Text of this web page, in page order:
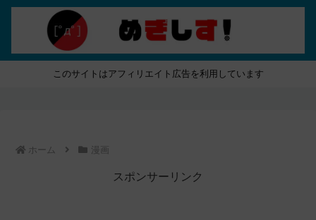
このサイトはアフィリエイト広告を利用しています
ホーム 漫画
スポンサーリンク